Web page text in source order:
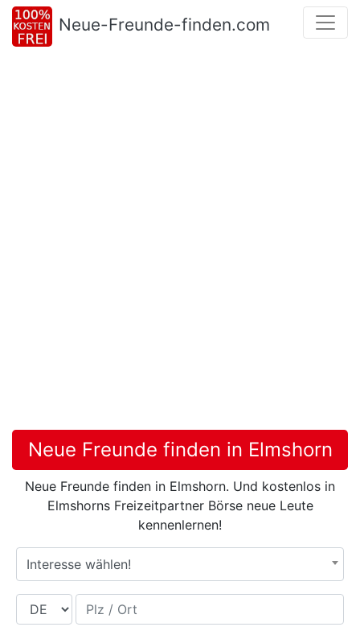
Neue-Freunde-finden.com
Neue Freunde finden in Elmshorn
Neue Freunde finden in Elmshorn. Und kostenlos in
Elmshorns Freizeitpartner Börse neue Leute
kennenlernen!
Interesse wählen!
Land Plz / Ort